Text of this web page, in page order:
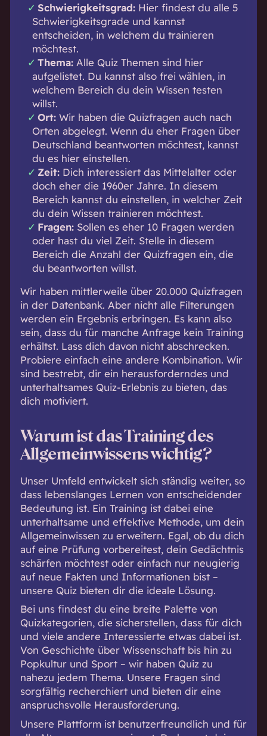
Schwierigkeitsgrad: Hier findest du alle 5
Schwierigkeitsgrade und kannst
entscheiden, in welchem du trainieren
möchtest.
Thema: Alle Quiz Themen sind hier
aufgelistet. Du kannst also frei wählen, in
welchem Bereich du dein Wissen testen
willst.
Ort: Wir haben die Quizfragen auch nach
Orten abgelegt. Wenn du eher Fragen über
Deutschland beantworten möchtest, kannst
du es hier einstellen.
Zeit: Dich interessiert das Mittelalter oder
doch eher die 1960er Jahre. In diesem
Bereich kannst du einstellen, in welcher Zeit
du dein Wissen trainieren möchtest.
Fragen: Sollen es eher 10 Fragen werden
oder hast du viel Zeit. Stelle in diesem
Bereich die Anzahl der Quizfragen ein, die
du beantworten willst.
Wir haben mittlerweile über 20.000 Quizfragen
in der Datenbank. Aber nicht alle Filterungen
werden ein Ergebnis erbringen. Es kann also
sein, dass du für manche Anfrage kein Training
erhältst. Lass dich davon nicht abschrecken.
Probiere einfach eine andere Kombination. Wir
sind bestrebt, dir ein herausforderndes und
unterhaltsames Quiz-Erlebnis zu bieten, das
dich motiviert.
Warum ist das Training des
Allgemeinwissens wichtig?
Unser Umfeld entwickelt sich ständig weiter, so
dass lebenslanges Lernen von entscheidender
Bedeutung ist. Ein Training ist dabei eine
unterhaltsame und effektive Methode, um dein
Allgemeinwissen zu erweitern. Egal, ob du dich
auf eine Prüfung vorbereitest, dein Gedächtnis
schärfen möchtest oder einfach nur neugierig
auf neue Fakten und Informationen bist –
unsere Quiz bieten dir die ideale Lösung.
Bei uns findest du eine breite Palette von
Quizkategorien, die sicherstellen, dass für dich
und viele andere Interessierte etwas dabei ist.
Von Geschichte über Wissenschaft bis hin zu
Popkultur und Sport – wir haben Quiz zu
nahezu jedem Thema. Unsere Fragen sind
sorgfältig recherchiert und bieten dir eine
anspruchsvolle Herausforderung.
Unsere Plattform ist benutzerfreundlich und für